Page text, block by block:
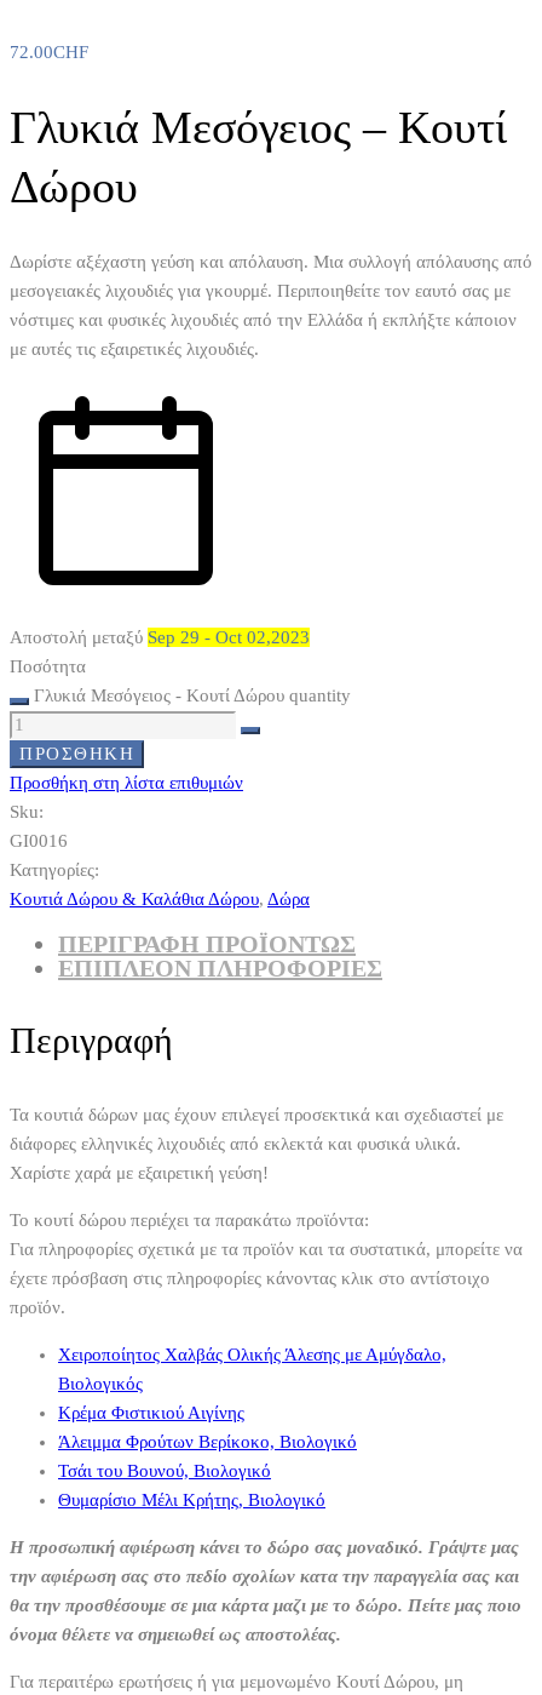
72.00CHF
Γλυκιά Μεσόγειος – Κουτί
Δώρου
Δωρίστε αξέχαστη γεύση και απόλαυση. Μια συλλογή απόλαυσης από
μεσογειακές λιχουδιές για γκουρμέ. Περιποιηθείτε τον εαυτό σας με
νόστιμες και φυσικές λιχουδιές από την Ελλάδα ή εκπλήξτε κάποιον
με αυτές τις εξαιρετικές λιχουδιές.
Αποστολή μεταξύ Sep 29 - Oct 02,2023
Ποσότητα
Γλυκιά Μεσόγειος - Κουτί Δώρου quantity
ΠΡΟΣΘΉΚΗ
Προσθήκη στη λίστα επιθυμιών
Sku:
GI0016
Κατηγορίες:
Κουτιά Δώρου & Καλάθια Δώρου, Δώρα
ΠΕΡΙΓΡΑΦΗ ΠΡΟΪΟΝΤΩΣ
ΕΠΙΠΛΈΟΝ ΠΛΗΡΟΦΟΡΊΕΣ
Περιγραφή
Τα κουτιά δώρων μας έχουν επιλεγεί προσεκτικά και σχεδιαστεί με
διάφορες ελληνικές λιχουδιές από εκλεκτά και φυσικά υλικά.
Χαρίστε χαρά με εξαιρετική γεύση!
Το κουτί δώρου περιέχει τα παρακάτω προϊόντα:
Για πληροφορίες σχετικά με τα προϊόν και τα συστατικά, μπορείτε να
έχετε πρόσβαση στις πληροφορίες κάνοντας κλικ στο αντίστοιχο
προϊόν.
Χειροποίητος Χαλβάς Ολικής Άλεσης με Αμύγδαλο,
Βιολογικός
Κρέμα Φιστικιού Αιγίνης
Άλειμμα Φρούτων Βερίκοκο, Βιολογικό
Τσάι του Βουνού, Βιολογικό
Θυμαρίσιο Μέλι Κρήτης, Βιολογικό
Η προσωπική αφιέρωση κάνει το δώρο σας μοναδικό. Γράψτε μας
την αφιέρωση σας στο πεδίο σχολίων κατα την παραγγελία σας και
θα την προσθέσουμε σε μια κάρτα μαζι με το δώρο. Πείτε μας ποιο
όνομα θέλετε να σημειωθεί ως αποστολέας.
Για περαιτέρω ερωτήσεις ή για μεμονωμένο Κουτί Δώρου, μη